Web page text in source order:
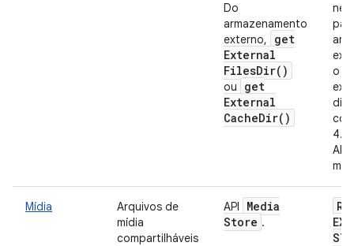
Do
armazenamento
externo,
get
External
FilesDir( )
ou
get
External
CacheDir( )
o
4.4
Mídia
Arquivos de
mídia
compartilháveis
API
Media
Store .